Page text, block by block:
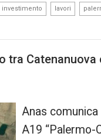
investimento lavori
Catenanuova
Anas comunica
A19 “Palermo-